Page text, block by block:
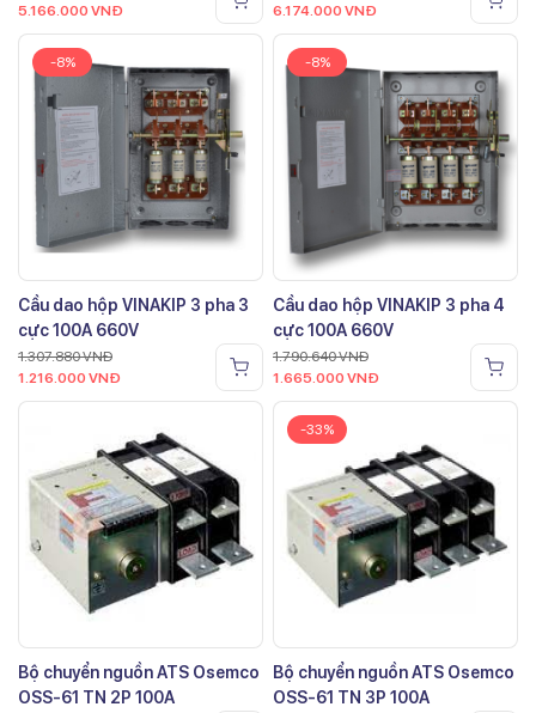
5.166.000 VNĐ
6.174.000 VNĐ
-8%
Cầu dao hộp VINAKIP 3 pha 3
cực 100A 660V
1.307.880VNĐ
1.216.000 VNĐ
-8%
Cầu dao hộp VINAKIP 3 pha 4
cực 100A 660V
1.790.640VNĐ
1.665.000 VNĐ
Bộ chuyển nguồn ATS Osemco
OSS-61 TN 2P 100A
-33%
Bộ chuyển nguồn ATS Osemco
OSS-61 TN 3P 100A